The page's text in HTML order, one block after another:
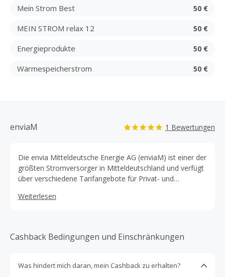
Mein Strom Best 50 €
MEIN STROM relax 12 50 €
Energieprodukte 50 €
Wärmespeicherstrom 50 €
enviaM 1 Bewertungen
Die envia Mitteldeutsche Energie AG (enviaM) ist einer der
größten Stromversorger in Mitteldeutschland und verfügt
über verschiedene Tarifangebote für Privat- und
enviaM umfasst den Süden Sachsen-Anhalts,
zahlreiche Kunden.
Weiterlesen
Cashback Bedingungen und Einschränkungen
Was hindert mich daran, mein Cashback zu erhalten?